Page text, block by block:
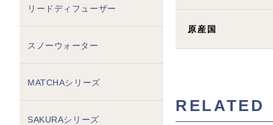
原産国
RELATED
リードディフューザー
スノーウォーター
MATCHAシリーズ
SAKURAシリーズ